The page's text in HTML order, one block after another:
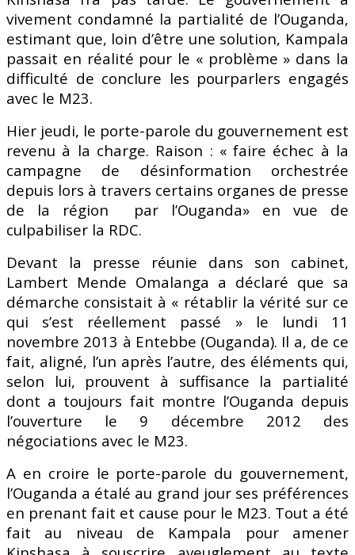
vivement condamné la partialité de l’Ouganda,
estimant que, loin d’être une solution, Kampala
passait en réalité pour le « problème » dans la
difficulté de conclure les pourparlers engagés
avec le M23.
Hier jeudi, le porte-parole du gouvernement est
revenu à la charge. Raison : « faire échec à la
campagne de désinformation orchestrée
depuis lors à travers certains organes de presse
de la région par l’Ouganda» en vue de
culpabiliser la RDC.
Devant la presse réunie dans son cabinet,
Lambert Mende Omalanga a déclaré que sa
démarche consistait à « rétablir la vérité sur ce
qui s’est réellement passé » le lundi 11
novembre 2013 à Entebbe (Ouganda). Il a, de ce
fait, aligné, l’un après l’autre, des éléments qui,
selon lui, prouvent à suffisance la partialité
dont a toujours fait montre l’Ouganda depuis
l’ouverture le 9 décembre 2012 des
négociations avec le M23.
A en croire le porte-parole du gouvernement,
l’Ouganda a étalé au grand jour ses préférences
en prenant fait et cause pour le M23. Tout a été
fait au niveau de Kampala pour amener